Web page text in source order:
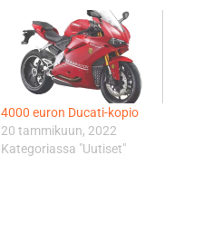
4000 euron Ducati-kopio
20 tammikuun, 2022
Kategoriassa "Uutiset"